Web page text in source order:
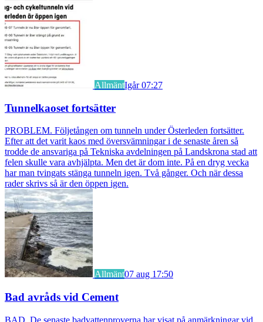
AllmäntIgår 07:27
Tunnelkaoset fortsätter
PROBLEM. Följetången om tunneln under Österleden fortsätter.
Efter att det varit kaos med översvämningar i de senaste åren så
trodde de ansvariga på Tekniska avdelningen på Landskrona stad att
felen skulle vara avhjälpta. Men det är dom inte. På en dryg vecka
har man tvingats stänga tunneln igen. Två gånger. Och när dessa
rader skrivs så är den öppen igen.
Allmänt07 aug 17:50
Bad avråds vid Cement
BAD. De senaste badvattenproverna har visat på anmärkningar vid